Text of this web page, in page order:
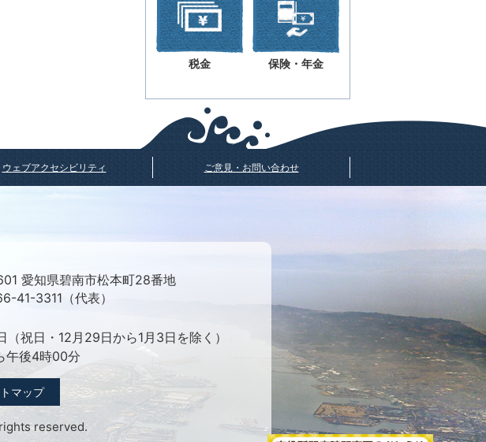
税金 保険・年金
ウェブアクセシビリティ ご意見・お問い合わせ
愛知県碧南市松本町28番地
41-3311（代表）
（祝日・12月29日から1月3日を除く）
午後4時00分
マップ
reserved.